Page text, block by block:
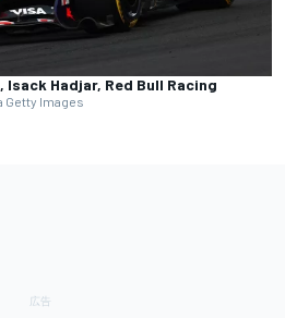
Hadjar, Red Bull Racing
Getty Images